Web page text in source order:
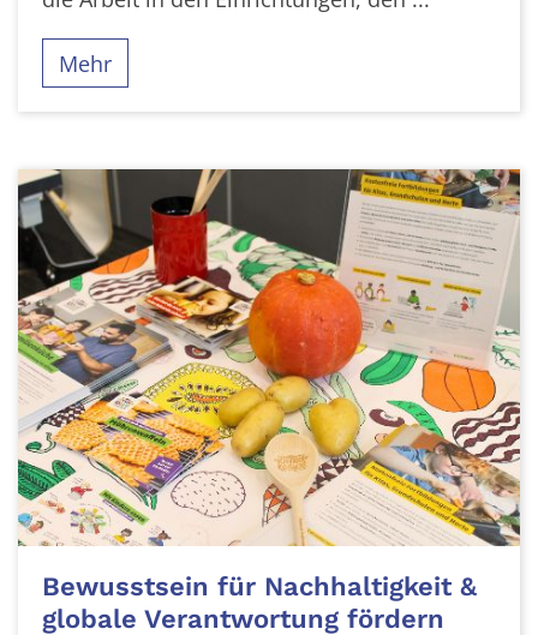
Mehr
Bewusstsein für Nachhaltigkeit &
globale Verantwortung fördern